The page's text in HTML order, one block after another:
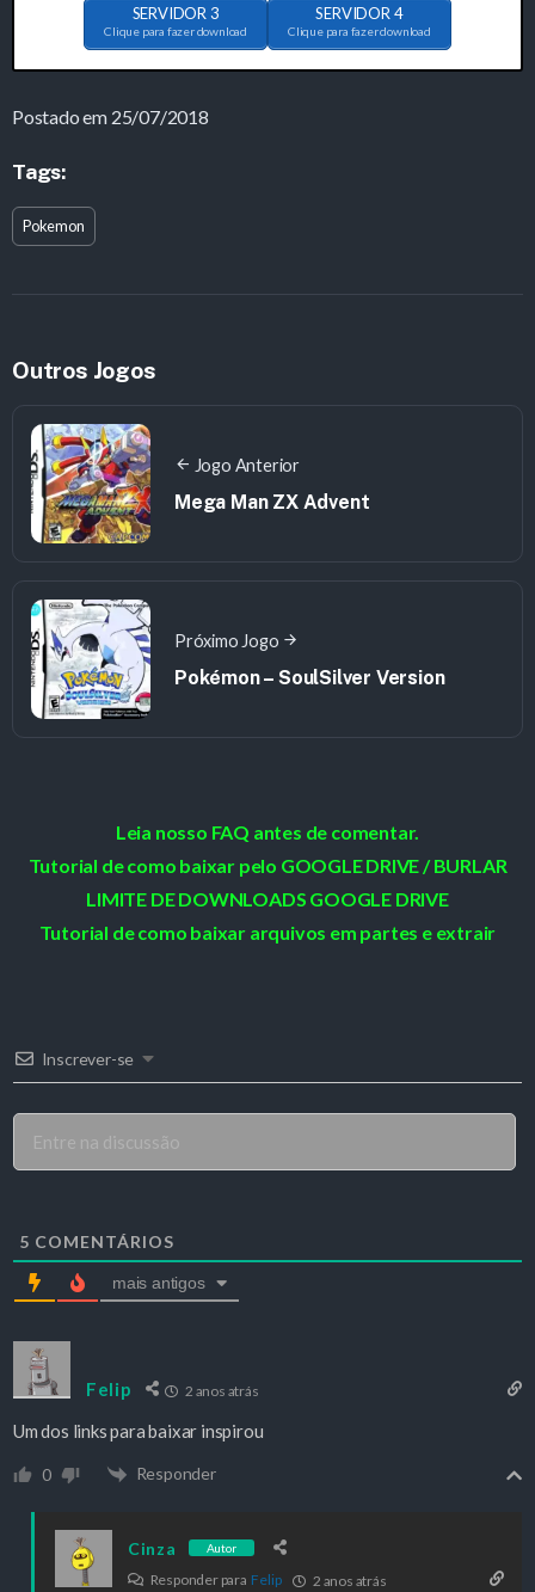
SERVIDOR 3
Clique para fazer download
SERVIDOR 4
Clique para fazer download
Postado em 25/07/2018
Tags:
Pokemon
Outros Jogos
Jogo Anterior
Mega Man ZX Advent
Próximo Jogo
Pokémon – SoulSilver Version
Leia nosso FAQ antes de comentar.
Tutorial de como baixar pelo GOOGLE DRIVE / BURLAR
LIMITE DE DOWNLOADS GOOGLE DRIVE
Tutorial de como baixar arquivos em partes e extrair
Inscrever-se
5 COMENTÁRIOS
mais antigos
Felip 2 anos atrás
Um dos links para baixar inspirou
0 Responder
Cinza Autor
Responder para Felip 2 anos atrás